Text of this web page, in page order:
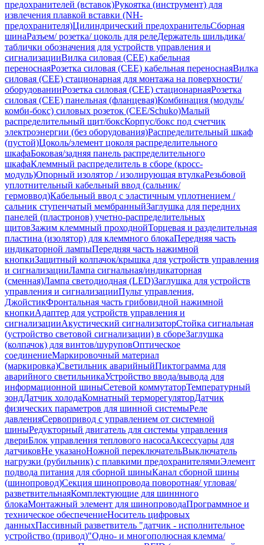
предохранителей (вставок)Рукоятка (инструмент) для
извлечения плавкой вставки (NH-
предохранителя)Цилиндрический предохранительСборная
шинаРазъем/ розетка/ цоколь для релеДержатель шильдика/
таблички обозначения для устройств управления и
сигнализацииВилка силовая (CEE) кабельная
переноснаяРозетка силовая (CEE) кабельная переноснаяВилка
силовая (CEE) стационарная для монтажа на поверхности/
оборудованииРозетка силовая (CEE) стационарнаяРозетка
силовая (CEE) панельная (фланцевая)Комбинация (модуль/
комби-бокс) силовых розеток (CEE/Schuko)Малый
распределительный щит/боксКорпус/бокс под счетчик
электроэнергии (без оборудования)Распределительный шкаф
(пустой)Цоколь/элемент цоколя распределительного
шкафаБоковая/задняя панель распределительного
шкафаКлеммный распределитель в сборе (кросс-
модуль)Опорный изолятор / изолирующая втулкаРезьбовой
уплотнительный кабельный ввод (сальник/
гермоввод)Кабельный ввод с эластичным уплотнением /
сальник ступенчатый мембранныйЗаглушка для передних
панелей (пластронов) учетно-распределительных
щитовЗажим клеммный проходнойТорцевая и разделительная
пластина (изолятор) для клеммного блокаПередняя часть
индикаторной лампыПередняя часть нажимной
кнопкиЗащитный колпачок/крышка для устройств управления
и сигнализацииЛампа сигнальная/индикаторная
(сменная)Лампа светодиодная (LED)Заглушка для устройств
управления и сигнализацииПульт управления,
ДжойстикФронтальная часть грибовидной нажимной
кнопкиАдаптер для устройств управления и
сигнализацииАкустический сигнализаторСтойка сигнальная
(устройство световой сигнализации) в сбореЗаглушка
(колпачок) для винтов/шуруповОптическое
соединениеМаркировочный материал
(маркировка)Светильник аварийныйПиктограмма для
аварийного светильникаУстройство ввода/вывода для
информационной шиныСетевой коммутаторТемпературный
зондДатчик холодаКомнатный терморегуляторДатчик
физических параметров для шинной системыРеле
давленияСервопривод с управлением от системной
шиныРедукторный двигатель для системы управления
двериБлок управления теплового насосаАксессуары для
датчиковНе указаноНожной переключательВыключатель
нагрузки (рубильник) с плавкими предохранителямиЭлемент
подвода питания для сборной шиныКанал сборной шины
(шинопровод)Секция шинопровода поворотная/ угловая/
разветвительнаяКомплектующие для шиннного
блокаМонтажный элемент для шинопроводаПрограммное и
техническое обеспечениеНоситель цифровых
данныхПассивный разветвитель "датчик - исполнительное
устройство (привод)"Одно- и многополюсная клемма/